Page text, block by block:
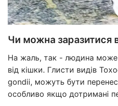
Чи можна заразитися
На жаль, так - людина може
від кішки. Глисти видів
gondii, можуть бути
особливо якщо дотримані